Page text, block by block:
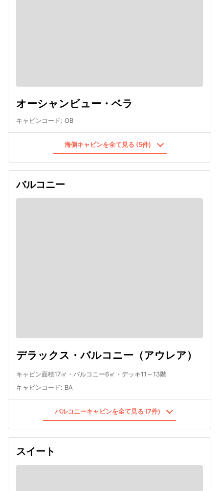
オーシャンビュー・ベラ
キャビンコード: OB
海側キャビンを全て見る (5件)
バルコニー
デラックス・バルコニー（アウレア）
キャビン面積17㎡・バルコニー6㎡・デッキ11～13階
キャビンコード: BA
バルコニーキャビンを全て見る (7件)
スイート